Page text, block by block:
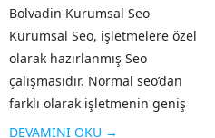
önemli çalışmalar,...
Bolvadin Kurumsal Seo
Kurumsal Seo, işletmelere özel
olarak hazırlanmış Seo
çalışmasıdır. Normal seo’dan
farklı olarak işletmenin geniş
kesimlere ulaşması, firma
DEVAMINI OKU →